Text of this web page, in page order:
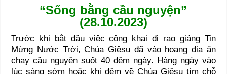
“Sống bằng cầu nguyện”
(28.10.2023)
Trước khi bắt đầu việc công khai đi rao giảng Tin
Mừng Nước Trời, Chúa Giêsu đã vào hoang địa ăn
chay cầu nguyện suốt 40 đêm ngày. Hàng ngày vào
lúc sáng sớm hoặc khi đêm về Chúa Giêsu tìm chỗ